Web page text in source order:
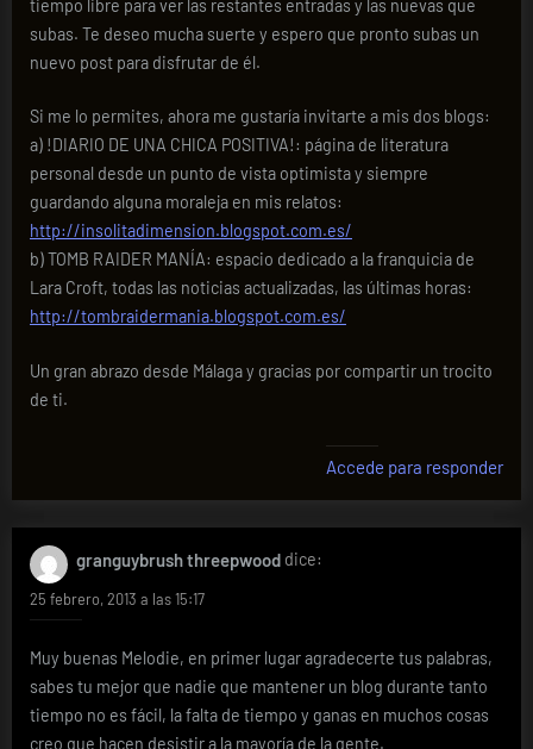
tiempo libre para ver las restantes entradas y las nuevas que
subas. Te deseo mucha suerte y espero que pronto subas un
nuevo post para disfrutar de él.
Si me lo permites, ahora me gustaría invitarte a mis dos blogs:
a) !DIARIO DE UNA CHICA POSITIVA!: página de literatura
personal desde un punto de vista optimista y siempre
guardando alguna moraleja en mis relatos:
http://insolitadimension.blogspot.com.es/
b) TOMB RAIDER MANÍA: espacio dedicado a la franquicia de
Lara Croft, todas las noticias actualizadas, las últimas horas:
http://tombraidermania.blogspot.com.es/
Un gran abrazo desde Málaga y gracias por compartir un trocito
de ti.
Accede para responder
granguybrush threepwood dice:
25 febrero, 2013 a las 15:17
Muy buenas Melodie, en primer lugar agradecerte tus palabras,
sabes tu mejor que nadie que mantener un blog durante tanto
tiempo no es fácil, la falta de tiempo y ganas en muchos cosas
creo que hacen desistir a la mayoría de la gente.